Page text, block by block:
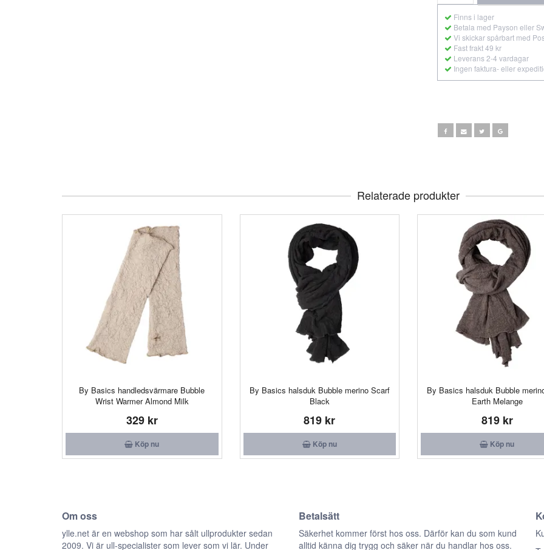
Finns i lager
Betala med Payson eller
Vi skickar spårbart med
Fast frakt 49 kr
Leverans 2-4 vardagar
Ingen faktura- eller
Relaterade produkter
By Basics handledsvärmare Bubble
Wrist Warmer Almond Milk
329 kr
Köp nu
By Basics halsduk Bubble merino Scarf
Black
819 kr
Köp nu
By Basics halsduk Bubble
Earth Melange
819 kr
Köp nu
Om oss
ylle.net är en webshop som har sålt ullprodukter sedan
2009. Vi är ull-specialister som lever som vi lär. Under
Betalsätt
Säkerhet kommer först hos oss. Därför kan du som kund
alltid känna dig trygg och säker när du handlar hos oss.